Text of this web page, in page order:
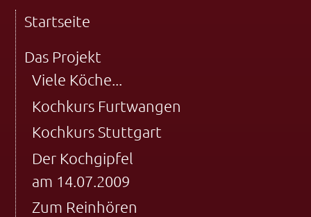
Startseite
Das Projekt
Viele Köche...
Kochkurs Furtwangen
Kochkurs Stuttgart
Der Kochgipfel
am 14.07.2009
Zum Reinhören